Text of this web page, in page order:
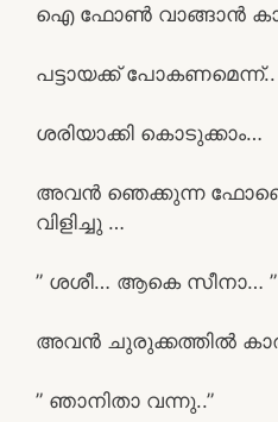
ഐ ഫോൺ വാങ്ങാൻ
പട്ടായക്ക് പോകണമെന്ന്..
ശരിയാക്കി കൊടുക്കാം…
അവൻ ഞെക്കുന്ന
വിളിച്ചു …
” ശശീ… ആകെ സീനാ… ”
അവൻ ചുരുക്കത്തിൽ
” ഞാനിതാ വന്നു..”